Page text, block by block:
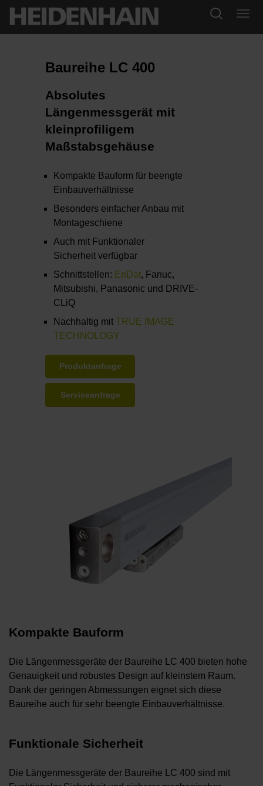
Baureihe LC 400
Absolutes
Längenmessgerät mit
kleinprofiligem
Maßstabsgehäuse
Kompakte Bauform für beengte
Einbauverhältnisse
Besonders einfacher Anbau mit
Montageschiene
Auch mit Funktionaler
Sicherheit verfügbar
Schnittstellen: EnDat, Fanuc,
Mitsubishi, Panasonic und DRIVE-
CLiQ
Nachhaltig mitTRUE IMAGE
TECHNOLOGY
Produktanfrage
Serviceanfrage
Kompakte Bauform
Die Längenmessgeräte der Baureihe LC 400 bieten hohe
Genauigkeit und robustes Design auf kleinstem Raum.
Dank der geringen Abmessungen eignet sich diese
Baureihe auch für sehr beengte Einbauverhältnisse.
Funktionale Sicherheit
Die Längenmessgeräte der Baureihe LC 400 sind mit